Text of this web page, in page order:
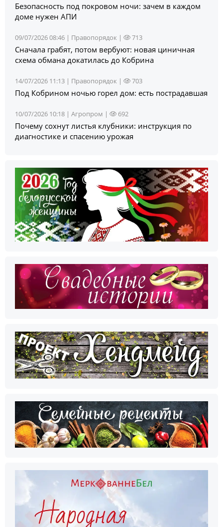
Безопасность под покровом ночи: зачем в каждом
доме нужен АПИ
09/07/2026 08:46 | Правопорядок | 713
Сначала грабят, потом вербуют: новая циничная
схема обмана докатилась до Кобрина
14/07/2026 11:13 | Правопорядок | 703
Под Кобрином ночью горел дом: есть пострадавшая
10/07/2026 10:18 | Агропром | 692
Почему сохнут листья клубники: инструкция по
диагностике и спасению урожая